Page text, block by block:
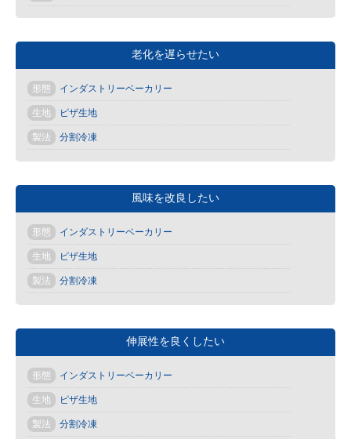
老化を遅らせたい
形態 インダストリーベーカリー
生地 ピザ生地
製法 分割冷凍
風味を改良したい
形態 インダストリーベーカリー
生地 ピザ生地
製法 分割冷凍
伸展性を良くしたい
形態 インダストリーベーカリー
生地 ピザ生地
製法 分割冷凍